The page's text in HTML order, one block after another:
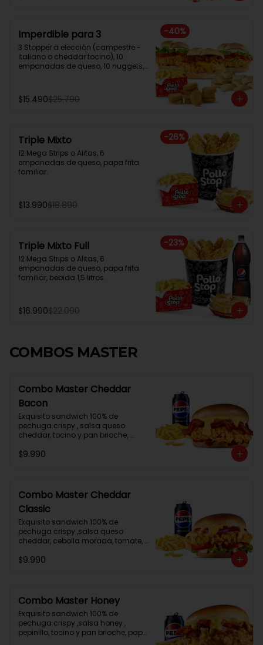
-40%
Imperdible para 3
3 Stopper a elección (campestre -
italiano o cheddar tocino), 10
empanadas de queso, 10 nuggets,
$15.490$25.790
-26%
Triple Mixto
12 Mega Strips o Alitas, 6
empanadas de queso, papa frita
familiar.
$13.990$18.890
-23%
Triple Mixto Full
12 Mega Strips o Alitas, 6
empanadas de queso, papa frita
familiar, bebida 1,5 litros.
$16.990$22.090
COMBOS MASTER
Combo Master Cheddar
Bacon
Exquisito sandwich 100% de
pechuga crispy , salsa queso
cheddar, tocino y pan brioche,
$9.990
Combo Master Cheddar
Classic
Exquisito sandwich 100% de
pechuga crispy ,salsa queso
cheddar, cebolla morada, tomate,
papa frita mediana , lata de bebida
$9.990
Combo Master Honey
Exquisito sandwich 100% de
pechuga crispy ,salsa honey ,
pepinillo, tocino y pan brioche, papa